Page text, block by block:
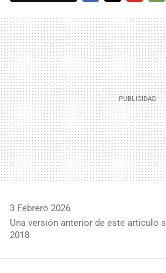
3 Febrero 2026
Una versión anterior de este artículo
2018